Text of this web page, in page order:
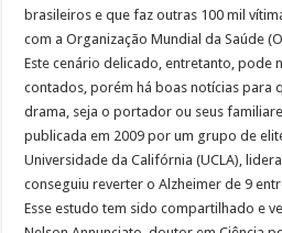
Representantes de bairros apresentam
brasileiros e que faz outras 100 mil
com a Organização Mundial da Saúde
Este cenário delicado, entretanto, pode
contados, porém há boas notícias para
drama, seja o portador ou seus
publicada em 2009 por um grupo de
Universidade da Califórnia (UCLA),
conseguiu reverter o Alzheimer de 9
Esse estudo tem sido compartilhado e